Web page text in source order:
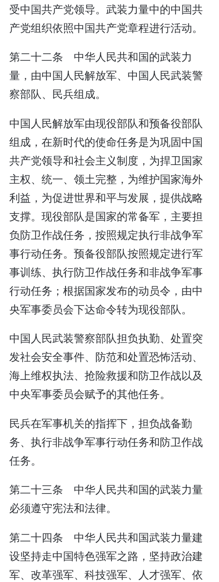
受中国共产党领导。武装力量中的中国共
产党组织依照中国共产党章程进行活动。
第二十二条 中华人民共和国的武装力
量，由中国人民解放军、中国人民武装警
察部队、民兵组成。
中国人民解放军由现役部队和预备役部队
组成，在新时代的使命任务是为巩固中国
共产党领导和社会主义制度，为捍卫国家
主权、统一、领土完整，为维护国家海外
利益，为促进世界和平与发展，提供战略
支撑。现役部队是国家的常备军，主要担
负防卫作战任务，按照规定执行非战争军
事行动任务。预备役部队按照规定进行军
事训练、执行防卫作战任务和非战争军事
行动任务；根据国家发布的动员令，由中
央军事委员会下达命令转为现役部队。
中国人民武装警察部队担负执勤、处置突
发社会安全事件、防范和处置恐怖活动、
海上维权执法、抢险救援和防卫作战以及
中央军事委员会赋予的其他任务。
民兵在军事机关的指挥下，担负战备勤
务、执行非战争军事行动任务和防卫作战
任务。
第二十三条 中华人民共和国的武装力量
必须遵守宪法和法律。
第二十四条 中华人民共和国武装力量建
设坚持走中国特色强军之路，坚持政治建
军、改革强军、科技强军、人才强军、依